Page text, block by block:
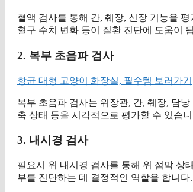
혈액 검사를 통해 간, 췌장, 신장 기능을
혈구 수치 변화 등이 질환 진단에 도움이
2. 복부 초음파 검사
항균 대형 고양이 화장실, 필수템 보러가기
복부 초음파 검사는 위장관, 간, 췌장, 담
축 상태 등을 시각적으로 평가할 수 있습
3. 내시경 검사
필요시 위 내시경 검사를 통해 위 점막 상
부를 진단하는 데 결정적인 역할을 합니다.